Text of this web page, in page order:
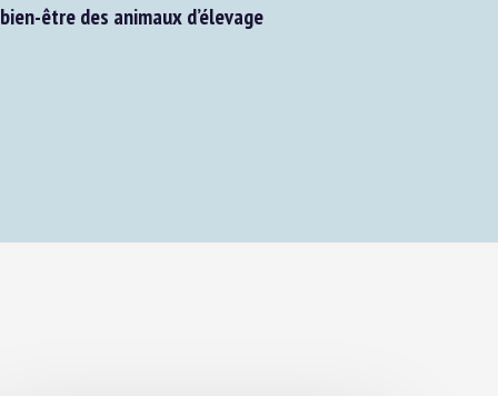
être des animaux d’élevage